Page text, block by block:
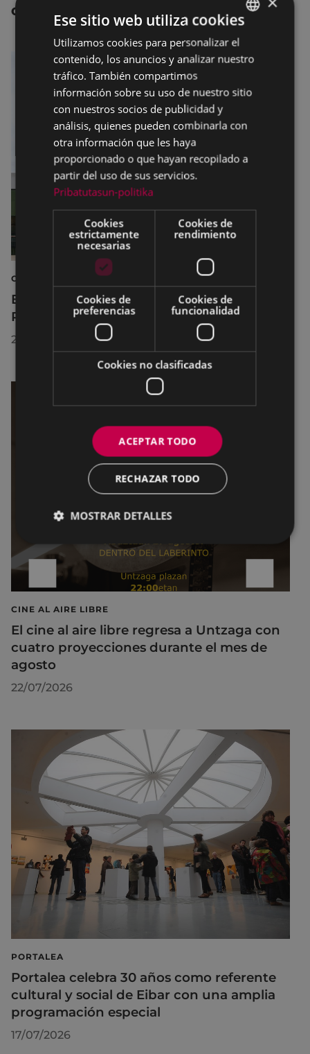
OTRAS NOTICIAS
CULTURA
El Museo de la Industria Armera recibe el
Premio Delta Cultura a la Trayectoria 2026
23/07/2026
CINE AL AIRE LIBRE
El cine al aire libre regresa a Untzaga con
cuatro proyecciones durante el mes de
agosto
22/07/2026
PORTALEA
Portalea celebra 30 años como referente
cultural y social de Eibar con una amplia
programación especial
17/07/2026
BASQUE
SPANISH
Ese sitio web utiliza cookies
Utilizamos cookies para personalizar el
contenido, los anuncios y analizar nuestro
tráfico. También compartimos
información sobre su uso de nuestro sitio
con nuestros socios de publicidad y
análisis, quienes pueden combinarla con
otra información que les haya
proporcionado o que hayan recopilado a
partir del uso de sus servicios.
Pribatutasun-politika
Cookies
estrictamente
necesarias
Cookies de
rendimiento
Cookies de
preferencias
Cookies de
funcionalidad
Cookies no clasificadas
ACEPTAR TODO
RECHAZAR TODO
MOSTRAR DETALLES